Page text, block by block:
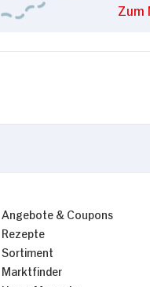
Zum
Angebote & Coupons
Rezepte
Sortiment
Marktfinder